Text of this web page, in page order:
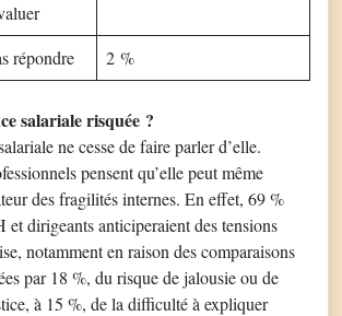
répondre 2 %
salariale risquée ?
ne cesse de faire parler d’elle.
pensent qu’elle peut même
des fragilités internes. En effet, 69 %
et dirigeants anticiperaient des tensions
notamment en raison des comparaisons
par 18 %, du risque de jalousie ou de
à 15 %, de la difficulté à expliquer